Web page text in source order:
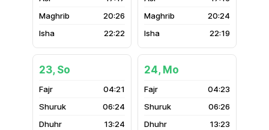
20:26
22:22
20:24
22:19
23, So
04:21
06:24
13:24
24, Mo
04:23
06:26
13:23